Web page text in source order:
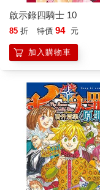
啟示錄四騎士 10
85 折 特價 94 元
加入購物車